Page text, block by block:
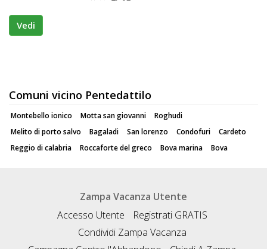
Vedi
Comuni vicino Pentedattilo
Montebello ionico Motta san giovanni
Roghudi
Melito di porto salvo
Bagaladi San lorenzo Condofuri
Cardeto
Reggio di calabria
Roccaforte del greco Bova marina Bova
Zampa Vacanza Utente
Accesso Utente
Registrati GRATIS
Condividi Zampa Vacanza